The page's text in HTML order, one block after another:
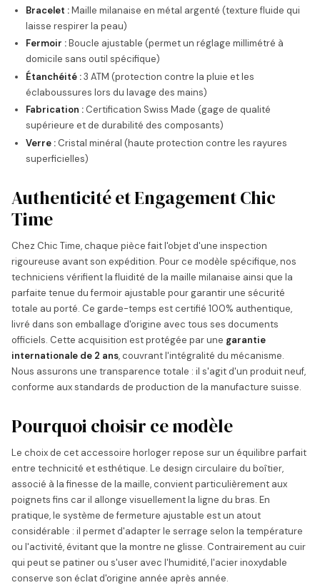
Bracelet :Maille milanaise en métal argenté (texture fluide qui
laisse respirer la peau)
Fermoir :Boucle ajustable (permet un réglage millimétré à
domicile sans outil spécifique)
Étanchéité :3 ATM (protection contre la pluie et les
éclaboussures lors du lavage des mains)
Fabrication : Certification Swiss Made (gage de qualité
supérieure et de durabilité des composants)
Verre : Cristal minéral (haute protection contre les rayures
superficielles)
Authenticité et Engagement Chic
Time
Chez Chic Time, chaque pièce fait l'objet d'une inspection
rigoureuse avant son expédition. Pour ce modèle spécifique, nos
techniciens vérifient la fluidité de la maille milanaise ainsi que la
parfaite tenue du fermoir ajustable pour garantir une sécurité
totale au porté. Ce garde-temps est certifié 100% authentique,
livré dans son emballage d'origine avec tous ses documents
officiels. Cette acquisition est protégée par une garantie
internationale de 2 ans, couvrant l'intégralité du mécanisme.
Nous assurons une transparence totale : il s'agit d'un produit neuf,
conforme aux standards de production de la manufacture suisse.
Pourquoi choisir ce modèle
Le choix de cet accessoire horloger repose sur un équilibre parfait
entre technicité et esthétique. Le design circulaire du boîtier,
associé à la finesse de la maille, convient particulièrement aux
poignets fins car il allonge visuellement la ligne du bras. En
pratique, le système de fermeture ajustable est un atout
considérable : il permet d'adapter le serrage selon la température
ou l'activité, évitant que la montre ne glisse. Contrairement au cuir
qui peut se patiner ou s'user avec l'humidité, l'acier inoxydable
conserve son éclat d'origine année après année.